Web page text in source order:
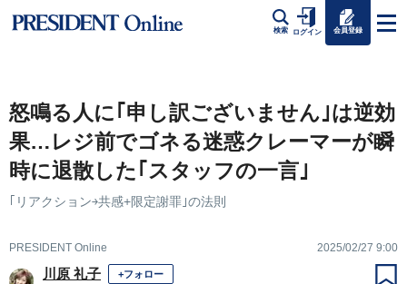
検索 ログイン 会員登録
怒鳴る人に｢申し訳ございません｣は逆効
果…レジ前でゴネる迷惑クレーマーが瞬
時に退散した｢スタッフの一言｣
｢リアクション￫共感+限定謝罪｣の法則
PRESIDENT Online 2025/02/27 9:00
川原 礼子 +フォロー